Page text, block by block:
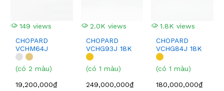
149 views
CHOPARD
VCHM64J
(có 2 màu)
19,200,000₫
2.0K views
CHOPARD
VCHG93J 18K
GOLD
(có 1 màu)
249,000,000₫
1.8K views
CHOPARD
VCHG84J 18K
GOLD
(có 1 màu)
180,000,000₫